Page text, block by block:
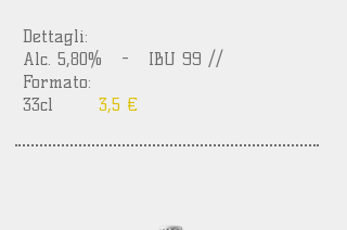
Dettagli:
Alc. 5,80% - IBU 99 //
Formato:
33cl
3,5 €